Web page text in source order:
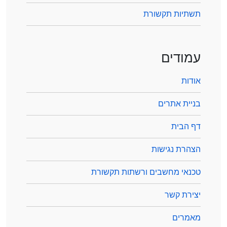
תשתיות תקשורת
עמודים
אודות
בניית אתרים
דף הבית
הצהרת נגישות
טכנאי מחשבים ורשתות תקשורת
יצירת קשר
מאמרים